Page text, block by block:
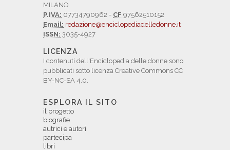
MILANO
P.IVA: 07734790962 - CF 97562510152
Email: redazione@enciclopediadelledonne.it
ISSN: 3035-4927
LICENZA
I contenuti dell'Enciclopedia delle donne sono
pubblicati sotto licenza Creative Commons CC
BY-NC-SA 4.0.
ESPLORA IL SITO
il progetto
biografie
autrici e autori
partecipa
libri